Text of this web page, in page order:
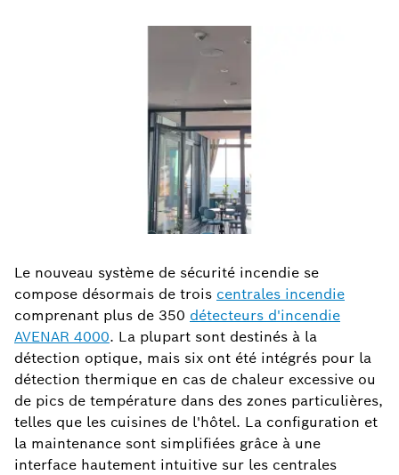
Le nouveau système de sécurité incendie se
compose désormais de trois centrales incendie
comprenant plus de 350 détecteurs d'incendie
AVENAR 4000. La plupart sont destinés à la
détection optique, mais six ont été intégrés pour la
détection thermique en cas de chaleur excessive ou
de pics de température dans des zones particulières,
telles que les cuisines de l'hôtel. La configuration et
la maintenance sont simplifiées grâce à une
interface hautement intuitive sur les centrales